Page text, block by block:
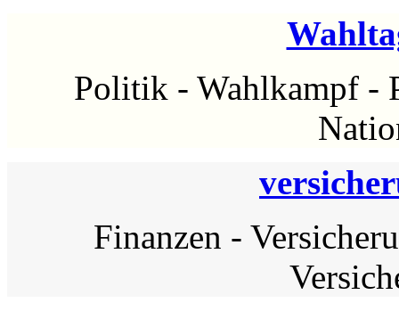
Politik - Wahlkampf-
Finanzen -